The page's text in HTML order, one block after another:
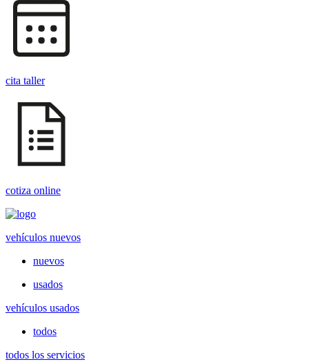
cita taller
cotiza online
vehículos nuevos
nuevos
usados
vehículos usados
todos
todos los servicios